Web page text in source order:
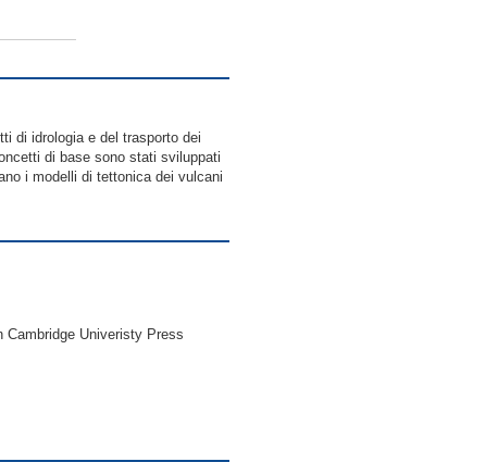
di idrologia e del trasporto dei
di base sono stati sviluppati
i modelli di tettonica dei vulcani
Cambridge Univeristy Press